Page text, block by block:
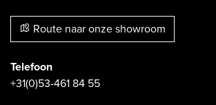
Route naar onze showroom
Telefoon
+31(0)53-461 84 55